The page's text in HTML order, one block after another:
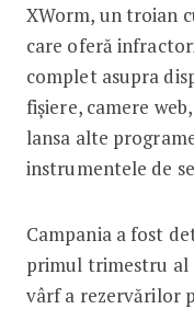
XWorm, un troian
care oferă
complet asupra
fișiere, camere
lansa alte
instrumentele de
Campania a fost
primul trimestru al
vârf a rezervărilor